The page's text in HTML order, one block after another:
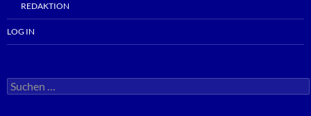
REDAKTION
LOG IN
Suchen
nach: